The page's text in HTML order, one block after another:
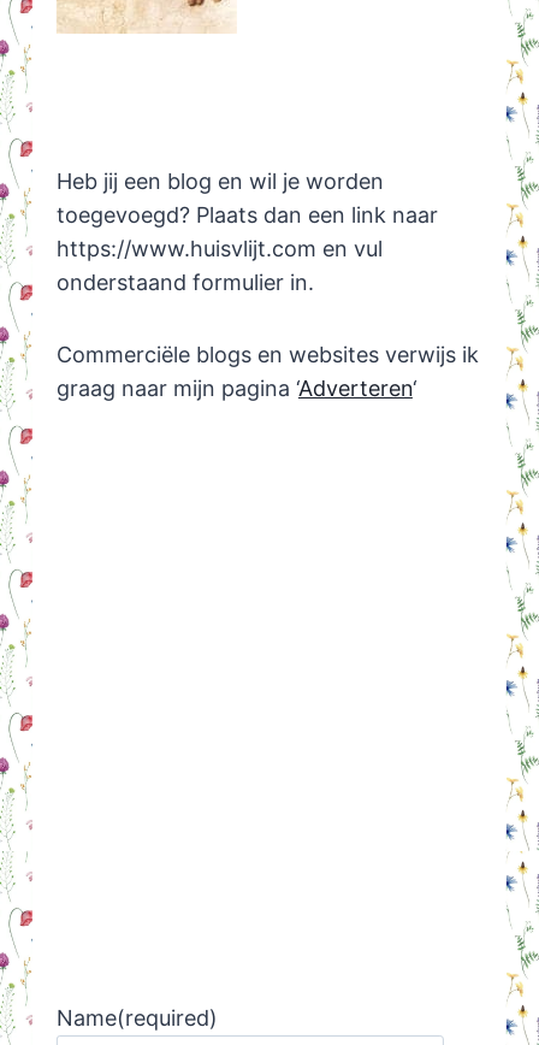
Heb jij een blog en wil je worden
toegevoegd? Plaats dan een link naar
https://www.huisvlijt.com en vul
onderstaand formulier in.
Commerciële blogs en websites verwijs ik
graag naar mijn pagina ‘Adverteren‘
Name(required)